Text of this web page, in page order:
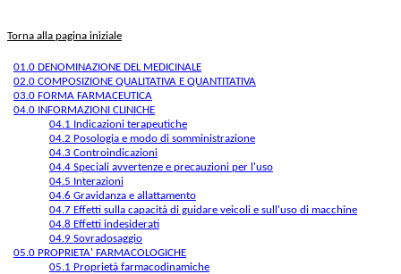
Torna alla pagina iniziale
01.0 DENOMINAZIONE DEL MEDICINALE
02.0 COMPOSIZIONE QUALITATIVA E QUANTITATIVA
03.0 FORMA FARMACEUTICA
04.0 INFORMAZIONI CLINICHE
04.1 Indicazioni terapeutiche
04.2 Posologia e modo di somministrazione
04.3 Controindicazioni
04.4 Speciali avvertenze e precauzioni per l'uso
04.5 Interazioni
04.6 Gravidanza e allattamento
04.7 Effetti sulla capacità di guidare veicoli e sull'uso di macchine
04.8 Effetti indesiderati
04.9 Sovradosaggio
05.0 PROPRIETA' FARMACOLOGICHE
05.1 Proprietà farmacodinamiche